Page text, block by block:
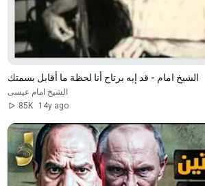
الشيخ امام - قد إيه برتاح أنا لحظة ما أقابل بسمتك
الشيخ امام عيسى
85K
14y ago